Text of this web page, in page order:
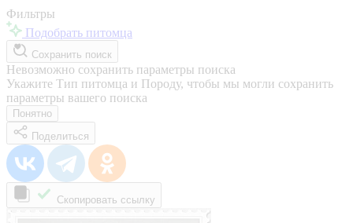
Фильтры
Подобрать питомца
Сохранить поиск
Невозможно сохранить параметры поиска
Укажите Тип питомца и Породу, чтобы мы могли сохранить
параметры вашего поиска
Понятно
Поделиться
Скопировать ссылку